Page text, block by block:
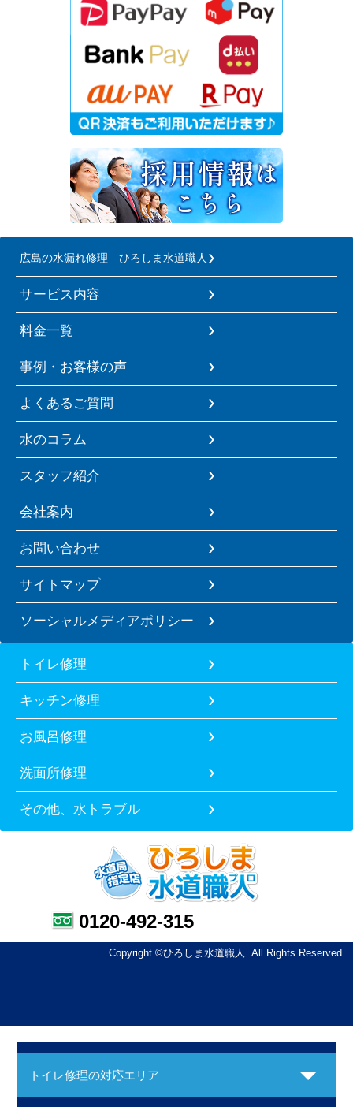
広島の水漏れ修理 ひろしま水道職人
サービス内容
料金一覧
事例・お客様の声
よくあるご質問
水のコラム
スタッフ紹介
会社案内
お問い合わせ
サイトマップ
ソーシャルメディアポリシー
トイレ修理
キッチン修理
お風呂修理
洗面所修理
その他、水トラブル
0120-492-315
Copyright ©ひろしま水道職人. All Rights Reserved.
トイレ修理の対応エリア